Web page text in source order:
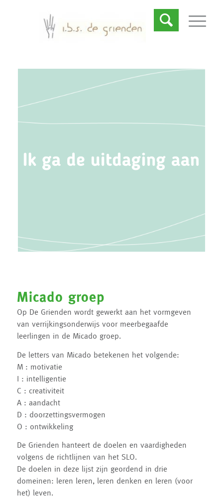
Micado groep
Op De Grienden wordt gewerkt aan het vormgeven
van verrijkingsonderwijs voor meerbegaafde
leerlingen in de Micado groep.
De letters van Micado betekenen het volgende:
M : motivatie
I : intelligentie
C : creativiteit
A : aandacht
D : doorzettingsvermogen
O : ontwikkeling
De Grienden hanteert de doelen en vaardigheden
volgens de richtlijnen van het SLO.
De doelen in deze lijst zijn geordend in drie
domeinen: leren leren, leren denken en leren (voor
het) leven.